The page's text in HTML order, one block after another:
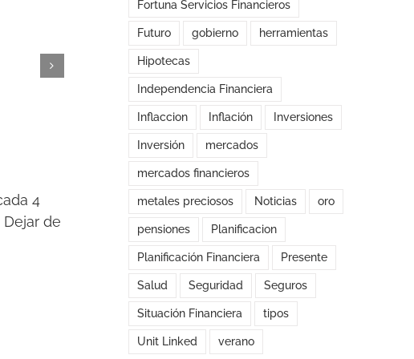
4
Dejar de
Desmontando las mentiras sobre SilverGold
Patrimonio
Fortuna Servicios Financieros
Futuro gobierno herramientas
Hipotecas
Independencia Financiera
Inflaccion Inflación Inversiones
Inversión mercados
mercados financieros
metales preciosos Noticias oro
pensiones Planificacion
Planificación Financiera Presente
Salud Seguridad Seguros
Situación Financiera tipos
Unit Linked verano